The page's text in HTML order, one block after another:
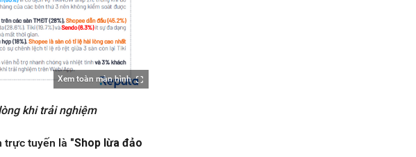
Xem toàn màn hình
khi trải nghiệm
trực tuyến là "Shop lừa đảo